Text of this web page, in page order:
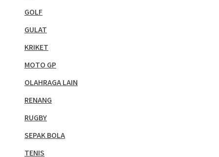
GOLF
GULAT
KRIKET
MOTO GP
OLAHRAGA LAIN
RENANG
RUGBY
SEPAK BOLA
TENIS